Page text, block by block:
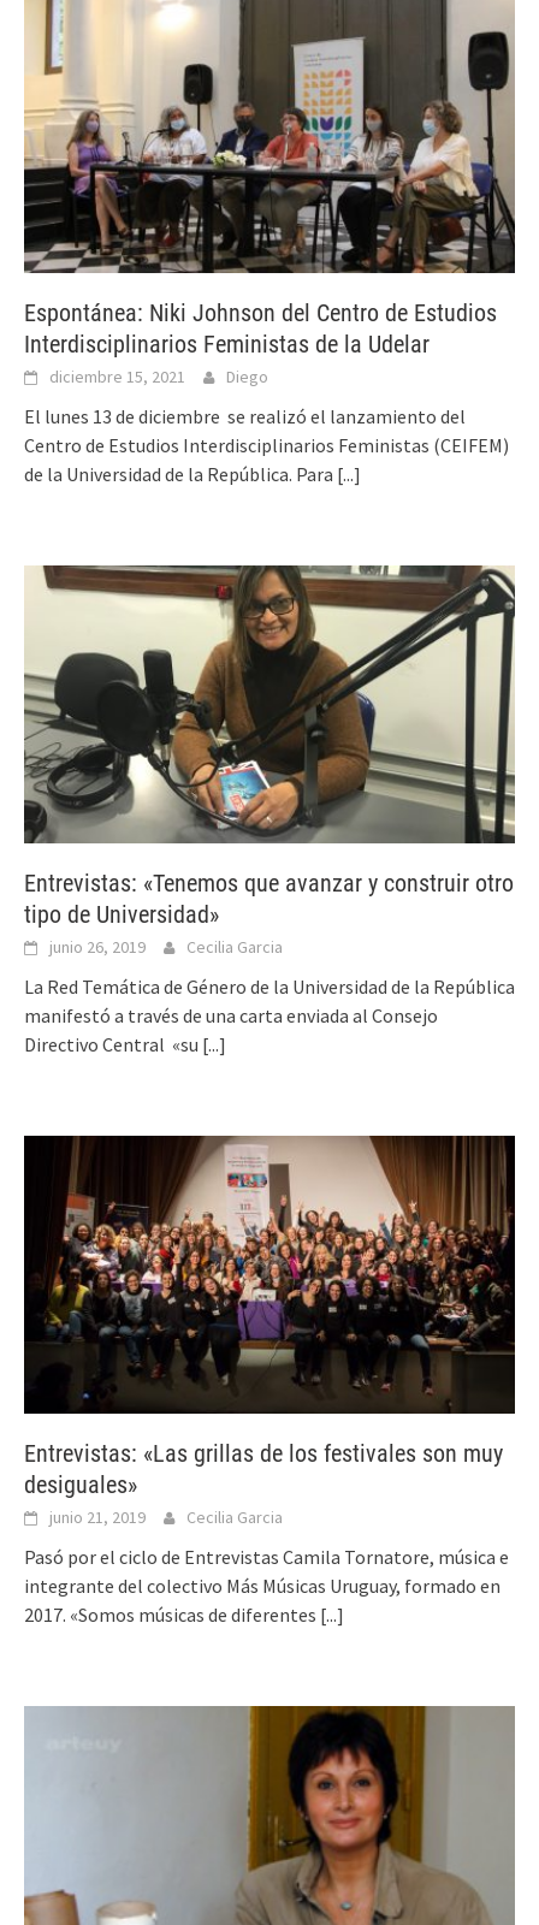
Espontánea: Niki Johnson del Centro de Estudios
Interdisciplinarios Feministas de la Udelar
diciembre 15, 2021 Diego
El lunes 13 de diciembre se realizó el lanzamiento del
Centro de Estudios Interdisciplinarios Feministas (CEIFEM)
de la Universidad de la República. Para [...]
Entrevistas: «Tenemos que avanzar y construir otro
tipo de Universidad»
junio 26, 2019 Cecilia Garcia
La Red Temática de Género de la Universidad de la República
manifestó a través de una carta enviada al Consejo
Directivo Central «su [...]
Entrevistas: «Las grillas de los festivales son muy
desiguales»
junio 21, 2019 Cecilia Garcia
Pasó por el ciclo de Entrevistas Camila Tornatore, música e
integrante del colectivo Más Músicas Uruguay, formado en
2017. «Somos músicas de diferentes [...]